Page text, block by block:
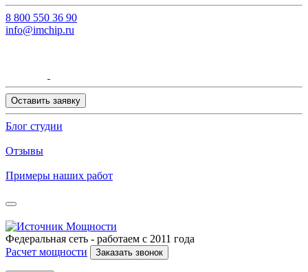
8 800 550 36 90
info@imchip.ru
Оставить заявку
Блог студии
Отзывы
Примеры наших работ
Федеральная сеть - работаем с 2011 года
Расчет мощности
Заказать звонок